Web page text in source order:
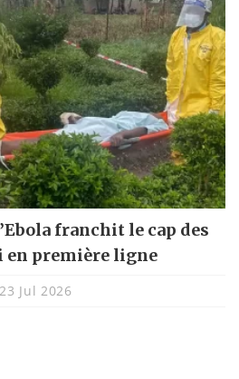
franchit le cap des
première ligne
23 Jul 2026